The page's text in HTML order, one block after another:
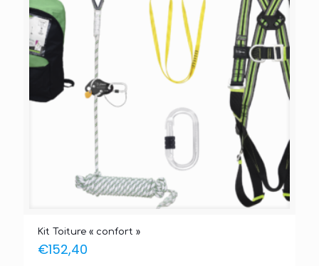
Kit Toiture « confort »
€152,40